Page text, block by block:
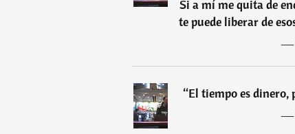
Si a mí me quita de
te puede liberar de
―
“El tiempo es dinero,
―